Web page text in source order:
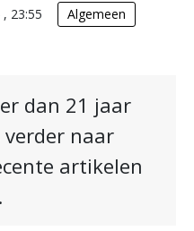
23:55 Algemeen
dan 21 jaar
verder naar
artikelen
.